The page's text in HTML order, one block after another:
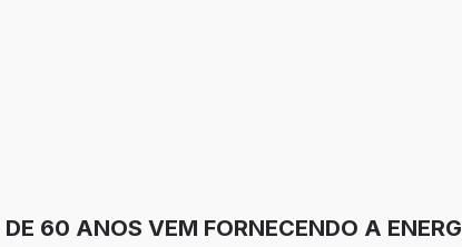
60 ANOS VEM FORNECENDO A